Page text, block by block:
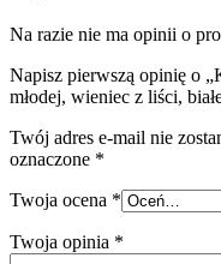
Na razie nie ma opinii o
Napisz pierwszą opinię o
młodej, wieniec z liści,
Twój adres e-mail nie
oznaczone *
Twoja ocena *
Twoja opinia *